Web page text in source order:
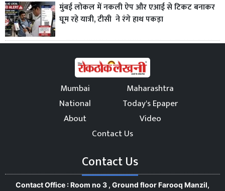
मुंबई लोकल में नकली ऐप और एआई से टिकट बनाकर
घूम रहे यात्री, टीसी ने रंगे हाथ पकड़ा
Mumbai
Maharashtra
National
Today's Epaper
About
Video
Contact Us
Contact Us
Contact Office : Room no 3 , Ground floor Farooq Manzil,